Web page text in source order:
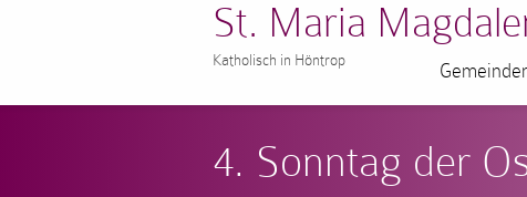
St. Maria
Katholisch in Höntrop
4. Sonntag der